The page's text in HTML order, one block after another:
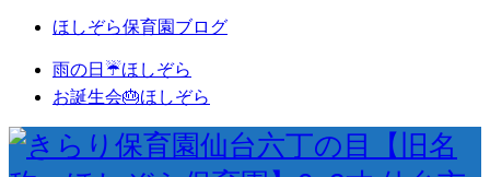
ほしぞら保育園ブログ
雨の日☔️ほしぞら
お誕生会🎂ほしぞら